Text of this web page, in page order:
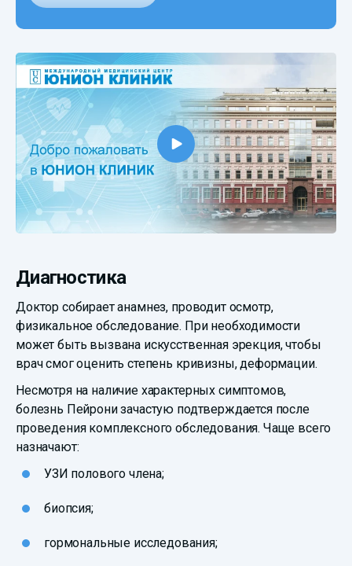
Диагностика
Доктор собирает анамнез, проводит осмотр,
физикальное обследование. При необходимости
может быть вызвана искусственная эрекция, чтобы
врач смог оценить степень кривизны, деформации.
Несмотря на наличие характерных симптомов,
болезнь Пейрони зачастую подтверждается после
проведения комплексного обследования. Чаще всего
назначают:
УЗИ полового члена;
биопсия;
гормональные исследования;